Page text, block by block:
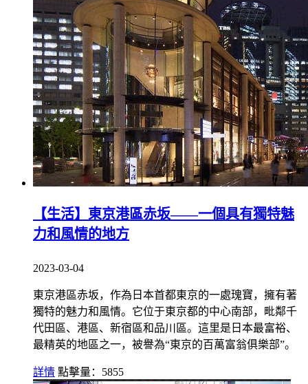
【生活】東京港區赤坂——一個具有獨特魅
力和風情的地方
2023-03-04
東京港區赤坂，作為日本首都東京的一處瑰寶，擁有著
獨特的魅力和風情。它位于東京都的中心南部，毗鄰千
代田區、港區、新宿區和品川區。這里是日本最富裕、
最精英的地區之一，被譽為“東京的百萬富翁俱樂部”。
詳情 點擊量：5855